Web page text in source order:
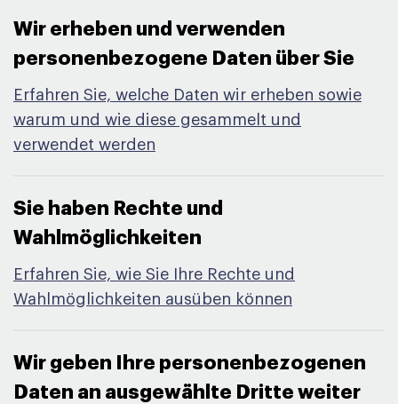
Wir erheben und verwenden
personenbezogene Daten über Sie ​
Erfahren Sie, welche Daten wir erheben sowie
warum und wie diese gesammelt und
verwendet werden
Sie haben Rechte und
Wahlmöglichkeiten​
Erfahren Sie, wie Sie Ihre Rechte und
Wahlmöglichkeiten ausüben können
Wir geben Ihre personenbezogenen
Daten an ausgewählte Dritte weiter​